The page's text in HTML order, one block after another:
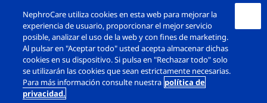
Copyright © Fresenius Medical Care España,
S.A.U. 2026. Todos los derechos reservado.
NephroCare utiliza cookies en esta web para mejorar la
experiencia de usuario, proporcionar el mejor servicio
posible, analizar el uso de la web y con fines de marketing.
Al pulsar en "Aceptar todo" usted acepta almacenar dichas
cookies en su dispositivo. Si pulsa en "Rechazar todo" solo
se utilizarán las cookies que sean estrictamente necesarias.
Para más información consulte nuestra política de
privacidad.